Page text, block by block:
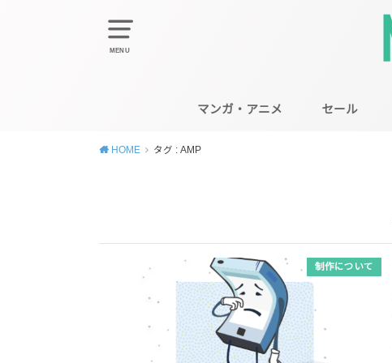
MENU
マンガ・アニメ セール
HOME タグ : AMP
制作について